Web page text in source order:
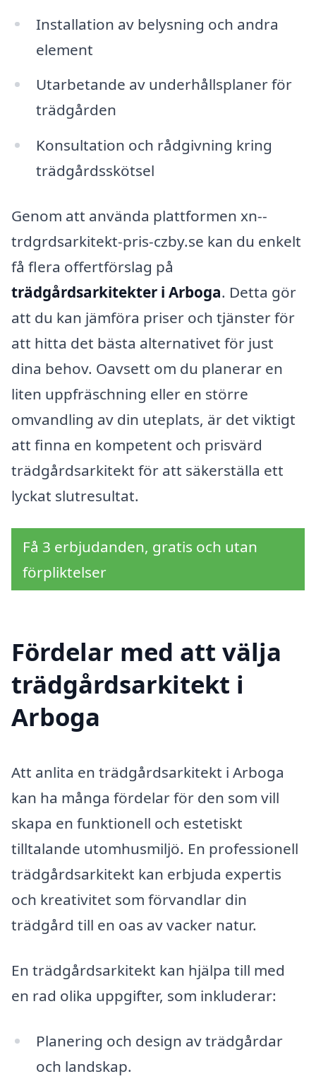
Installation av belysning och andra
element
Utarbetande av underhållsplaner för
trädgården
Konsultation och rådgivning kring
trädgårdsskötsel
Genom att använda plattformen xn--
trdgrdsarkitekt-pris-czby.se kan du enkelt
få flera offertförslag på
trädgårdsarkitekter i Arboga. Detta gör
att du kan jämföra priser och tjänster för
att hitta det bästa alternativet för just
dina behov. Oavsett om du planerar en
liten uppfräschning eller en större
omvandling av din uteplats, är det viktigt
att finna en kompetent och prisvärd
trädgårdsarkitekt för att säkerställa ett
lyckat slutresultat.
Få 3 erbjudanden, gratis och utan
förpliktelser
Fördelar med att välja
trädgårdsarkitekt i
Arboga
Att anlita en trädgårdsarkitekt i Arboga
kan ha många fördelar för den som vill
skapa en funktionell och estetiskt
tilltalande utomhusmiljö. En professionell
trädgårdsarkitekt kan erbjuda expertis
och kreativitet som förvandlar din
trädgård till en oas av vacker natur.
En trädgårdsarkitekt kan hjälpa till med
en rad olika uppgifter, som inkluderar:
Planering och design av trädgårdar
och landskap.